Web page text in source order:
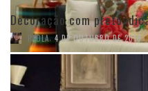
Decoração com preto:
PAOLA, 4 DE OUTUBRO DE 2018